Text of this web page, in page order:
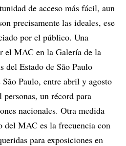
de acceso más fácil, aun
precisamente las ideales, ese
por el público. Una
el MAC en la Galería de la
del Estado de São Paulo
Paulo, entre abril y agosto
un récord para
nacionales. Otra medida
MAC es la frecuencia con
para exposiciones en